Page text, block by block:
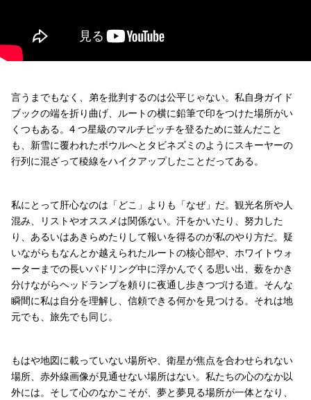
言うまでもなく、弟を批判するのは公平じゃない。私自身ガイド
ブックの端を折り曲げ、ルートの横に鉛筆で印をつけた場所がい
くつもある。4 つ星級のマルチピッチを登るために並んだこと
も、新雪に覆われたボウルへとタビネズミのようにスキーヤーの
行列に混ざって稜線をハイクアップしたことだってある。
私にとって肝心なのは「どこ」よりも「なぜ」だ。観光名所や人
混み、リストやオススメは関係ない。汗をかいたり、努力した
り、あるいはあきらめたりして報いを得るのが私のやり方だ。疑
いながらもなんとか越えられたルートの核心部や、ホワイトウォ
ーターまでの長いパドリング中に浮かんでくる思い出、薮をかき
分けながらヘッドランプを頼りに夜通し歩きつづける道。そんな
瞬間に私は自分を理解し、信頼できる何かを見つける。それは地
元でも、旅先でも同じ。
もはや地図に載っていない場所や、衛星が焦点を合わせられない
場所、赤外線画像が見通せない場所はない。私たちの心のなか以
外には。そして心のなかこそが、夢と夢見る場所が一体となり、